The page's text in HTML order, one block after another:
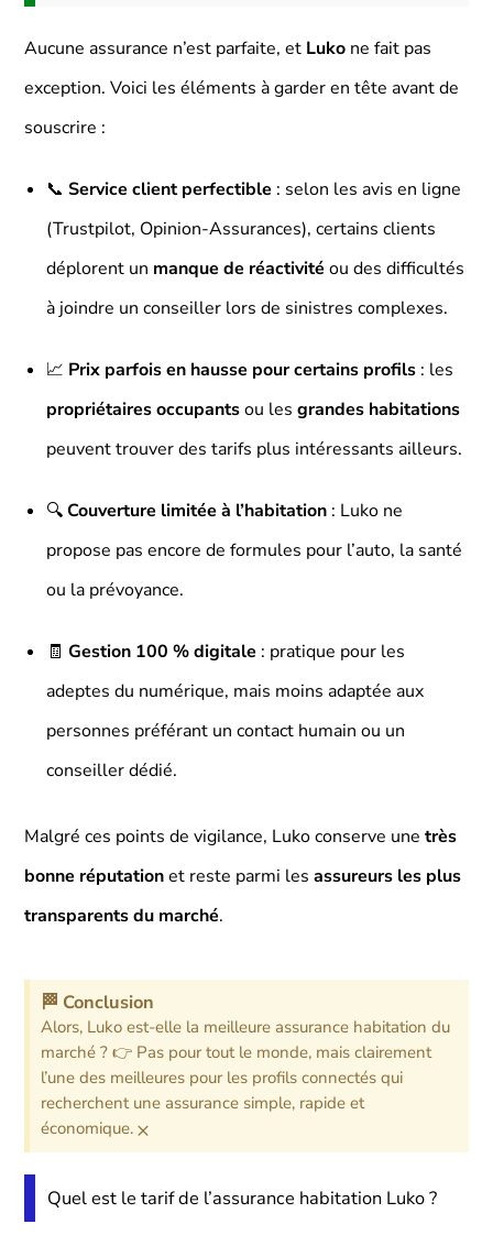
Aucune assurance n’est parfaite, et Luko ne fait pas
exception. Voici les éléments à garder en tête avant de
souscrire :
📞Service client perfectible : selon les avis en ligne
(Trustpilot, Opinion-Assurances), certains clients
déplorent un manque de réactivité ou des difficultés
à joindre un conseiller lors de sinistres complexes.
📈 Prix parfois en hausse pour certains profils : les
propriétaires occupantsou lesgrandes habitations
peuvent trouver des tarifs plus intéressants ailleurs.
🔍Couverture limitée à l’habitation : Luko ne
propose pas encore de formules pour l’auto, la santé
ou la prévoyance.
🧾Gestion 100 % digitale : pratique pour les
adeptes du numérique, mais moins adaptée aux
personnes préférant un contact humain ou un
conseiller dédié.
Malgré ces points de vigilance, Luko conserve unetrès
bonne réputationet reste parmi lesassureurs les plus
transparents du marché.
🏁 Conclusion
Alors, Luko est-elle la meilleure assurance habitation du
marché ? 👉 Pas pour tout le monde, mais clairement
l’une des meilleures pour les profils connectés qui
recherchent une assurance simple, rapide et
économique. ×
Quel est le tarif de l’assurance habitation Luko ?